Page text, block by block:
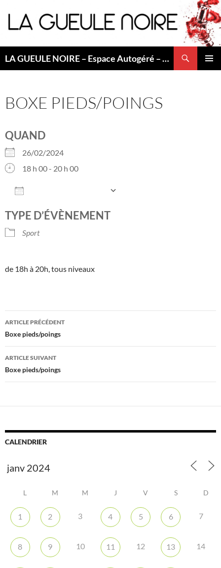
au
contenu
LA GUEULE NOIRE – Espace Autogéré – Saint Etienne
BOXE PIEDS/POINGS
QUAND
26/02/2024
18 h 00 - 20 h 00
TYPE D’ÉVÈNEMENT
Sport
de 18h à 20h, tous niveaux
Navigation
des
articles
ARTICLE PRÉCÉDENT
Boxe pieds/poings
ARTICLE SUIVANT
Boxe pieds/poings
CALENDRIER
L M M J V S D
1 2 3 4 5 6 7
8 9 10 11 12 13 14